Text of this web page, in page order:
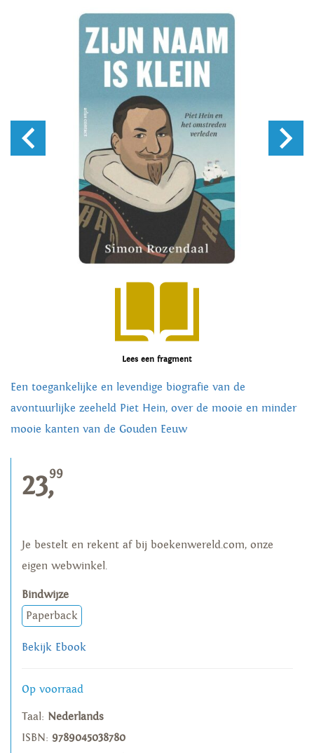
Lees een fragment
Een toegankelijke en levendige biografie van de
avontuurlijke zeeheld Piet Hein, over de mooie en minder
mooie kanten van de Gouden Eeuw
23,99
Je bestelt en rekent af bij boekenwereld.com, onze
eigen webwinkel.
Bindwijze
Paperback
Bekijk Ebook
Op voorraad
Taal: Nederlands
ISBN: 9789045038780